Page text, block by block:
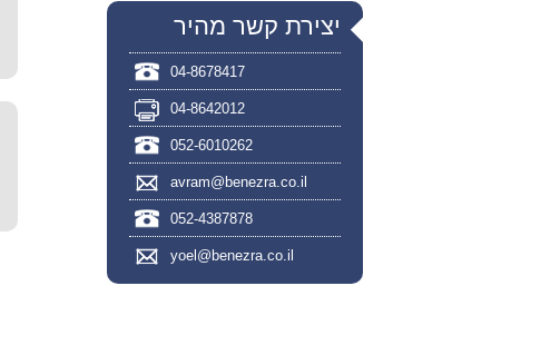
יצירת קשר מהיר
04-8678417
04-8642012
052-6010262
avram@benezra.co.il
052-4387878
yoel@benezra.co.il